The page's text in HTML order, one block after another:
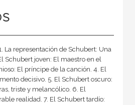
La representación de Schubert: Una
Schubert joven: El maestro en el
El príncipe de la canción. 4. El
decisivo. 5. El Schubert oscuro:
triste y melancólico. 6. El
realidad. 7. El Schubert tardío: